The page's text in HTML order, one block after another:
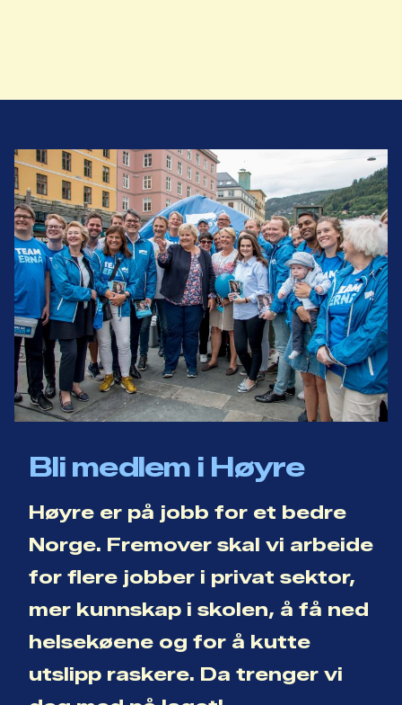
Bli medlem i Høyre
Høyre er på jobb for et bedre
Norge. Fremover skal vi arbeide
for flere jobber i privat sektor,
mer kunnskap i skolen, å få ned
helsekøene og for å kutte
utslipp raskere. Da trenger vi